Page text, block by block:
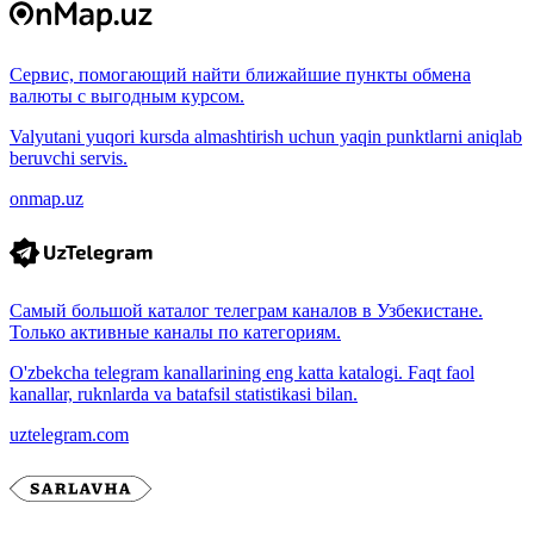
Сервис, помогающий найти ближайшие пункты обмена
валюты с выгодным курсом.
Valyutani yuqori kursda almashtirish uchun yaqin punktlarni aniqlab
beruvchi servis.
onmap.uz
Самый большой каталог телеграм каналов в Узбекистане.
Только активные каналы по категориям.
O'zbekcha telegram kanallarining eng katta katalogi. Faqt faol
kanallar, ruknlarda va batafsil statistikasi bilan.
uztelegram.com